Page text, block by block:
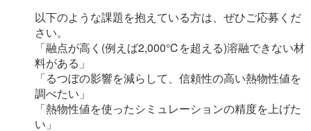
以下のような課題を抱えている方は、ぜひご応募くだ
さい。
「融点が高く(例えば2,000℃を超える)溶融できない材
料がある」
「るつぼの影響を減らして、信頼性の高い熱物性値を
調べたい」
「熱物性値を使ったシミュレーションの精度を上げた
い」